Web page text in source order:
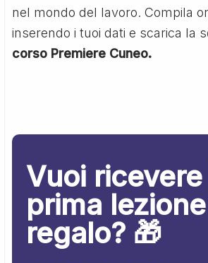
nel mondo del lavoro. Compila
inserendo i tuoi dati e scarica la
corso Premiere Cuneo.
Vuoi
prima
regalo? 🎁